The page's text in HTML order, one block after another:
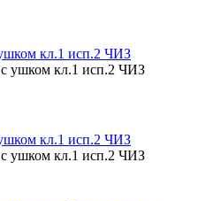
кл.1 исп.2 ЧИЗ
кл.1 исп.2 ЧИЗ